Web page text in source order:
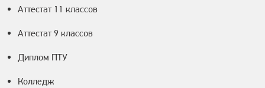
Аттестат 11 классов
Аттестат 9 классов
Диплом ПТУ
Колледж